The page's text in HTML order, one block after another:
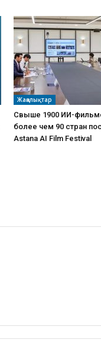
Жаңалықтар
Свыше 1900 ИИ-
более чем 90 стран
Astana AI Film Festival